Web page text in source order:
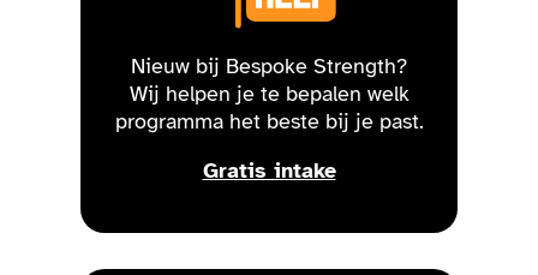
Nieuw bij Bespoke Strength?
Wij helpen je te bepalen welk
programma het beste bij je past.
Gratis intake